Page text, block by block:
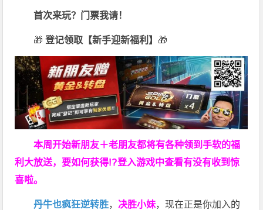
首次来玩？门票我请！
🎁 登记领取【新手迎新福利】 🎁
本周开始新朋友＋老朋友都将有各种领到手软的福
利大放送，要如何获得!?登入游戏中查看有没有收到惊
喜啦。
丹牛也疯狂逆转胜， 决胜小妹，现在正是你加入的